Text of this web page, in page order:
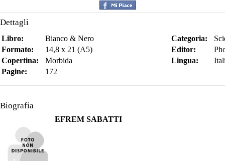
Dettagli
Libro:
Bianco & Nero
Formato:
14,8 x 21 (A5)
Copertina:
Morbida
Pagine:
172
Categoria:
Editor:
Lingua:
Biografia
EFREM SABATTI